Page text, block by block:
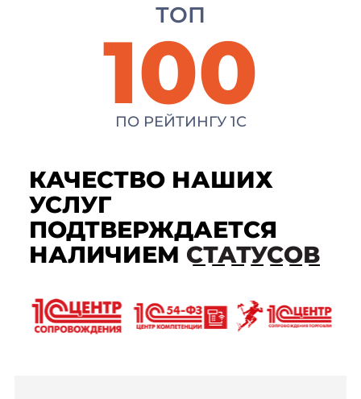
ТОП
100
ПО РЕЙТИНГУ 1С
КАЧЕСТВО НАШИХ
УСЛУГ
ПОДТВЕРЖДАЕТСЯ
НАЛИЧИЕМ СТАТУСОВ